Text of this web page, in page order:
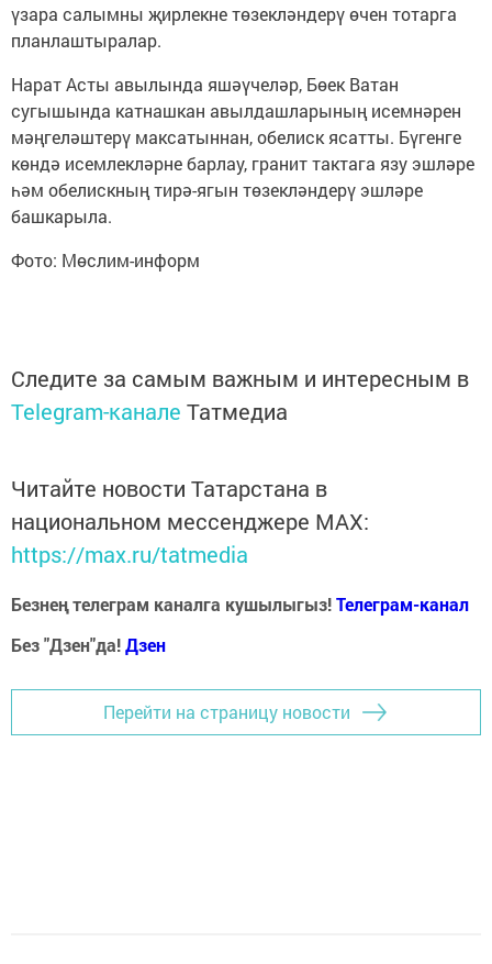
үзара салымны җирлекне төзекләндерү өчен тотарга
планлаштыралар.
Нарат Асты авылында яшәүчеләр, Бөек Ватан
сугышында катнашкан авылдашларының исемнәрен
мәңгеләштерү максатыннан, обелиск ясатты. Бүгенге
көндә исемлекләрне барлау, гранит тактага язу эшләре
һәм обелискның тирә-ягын төзекләндерү эшләре
башкарыла.
Фото: Мөслим-информ
Следите за самым важным и интересным в
Telegram-канале Татмедиа
Читайте новости Татарстана в
национальном мессенджере MАХ:
https://max.ru/tatmedia
Безнең телеграм каналга кушылыгыз!Телеграм-канал
Без "Дзен"да!Дзен
Перейти на страницу новости